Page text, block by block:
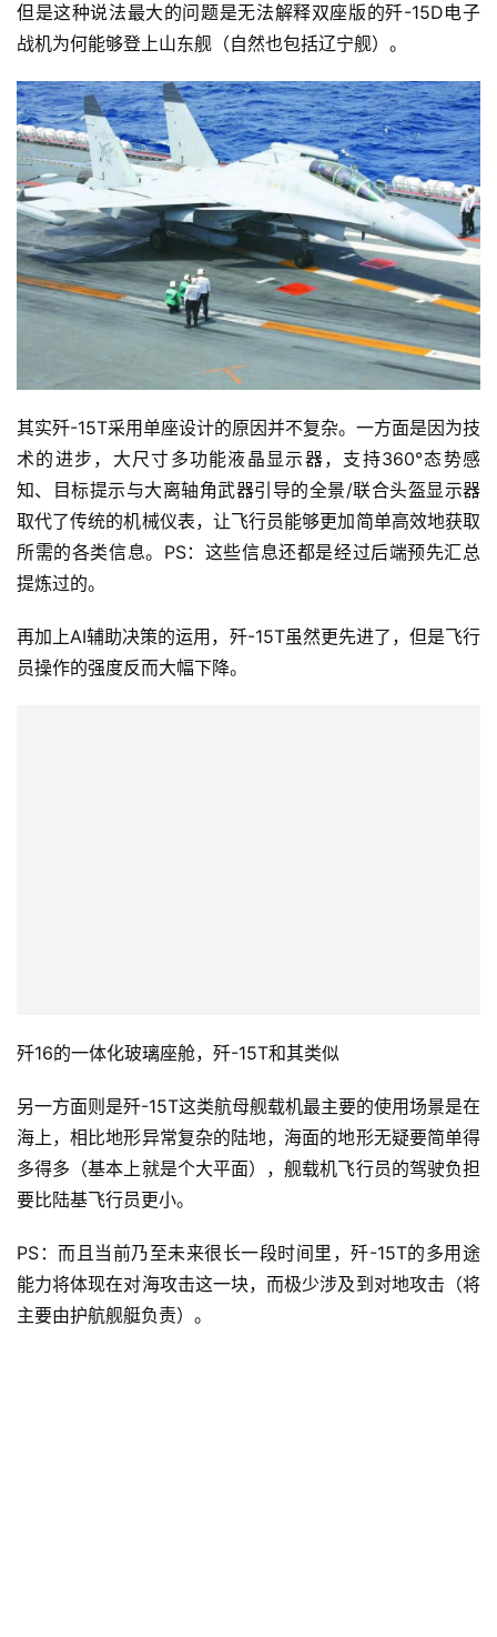
但是这种说法最大的问题是无法解释双座版的歼-15D电子
战机为何能够登上山东舰（自然也包括辽宁舰）。
其实歼-15T采用单座设计的原因并不复杂。一方面是因为技
术的进步，大尺寸多功能液晶显示器，支持360°态势感
知、目标提示与大离轴角武器引导的全景/联合头盔显示器
取代了传统的机械仪表，让飞行员能够更加简单高效地获取
所需的各类信息。PS：这些信息还都是经过后端预先汇总
提炼过的。
再加上AI辅助决策的运用，歼-15T虽然更先进了，但是飞行
员操作的强度反而大幅下降。
歼16的一体化玻璃座舱，歼-15T和其类似
另一方面则是歼-15T这类航母舰载机最主要的使用场景是在
海上，相比地形异常复杂的陆地，海面的地形无疑要简单得
多得多（基本上就是个大平面），舰载机飞行员的驾驶负担
要比陆基飞行员更小。
PS：而且当前乃至未来很长一段时间里，歼-15T的多用途
能力将体现在对海攻击这一块，而极少涉及到对地攻击（将
主要由护航舰艇负责）。